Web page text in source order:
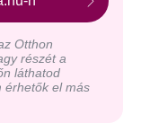
Otthon
részét a
láthatod
érhetők el más